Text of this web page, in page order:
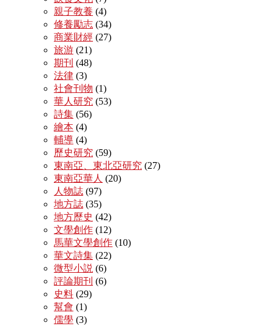
親子教養 (4)
修養勵志 (34)
商業財經 (27)
旅游 (21)
期刊 (48)
法律 (3)
社會刊物 (1)
華人研究 (53)
詩集 (56)
繪本 (4)
輔導 (4)
歷史研究 (59)
東南亞、東北亞研究 (27)
東南亞華人 (20)
人物誌 (97)
地方誌 (35)
地方歷史 (42)
文學創作 (12)
馬華文學創作 (10)
華文詩集 (22)
微型小説 (6)
評論期刊 (6)
史料 (29)
幫會 (1)
儒學 (3)